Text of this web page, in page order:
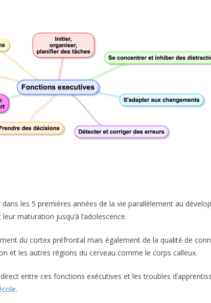
les 5 premières années de la vie parallèlement au
maturation jusqu’à l’adolescence.
du cortex préfrontal mais également de la qualité de
et les autres régions du cerveau comme le corps calleux.
entre ces fonctions exécutives et les troubles
.